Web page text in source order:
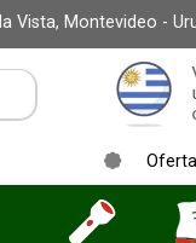
Vista, Montevideo -